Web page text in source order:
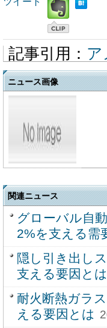
記事引用： ア
ニュース画像
関連ニュース
グローバル自
2%を支える需
隠し引き出し
支える要因とは
耐火断熱ガラ
える要因とは